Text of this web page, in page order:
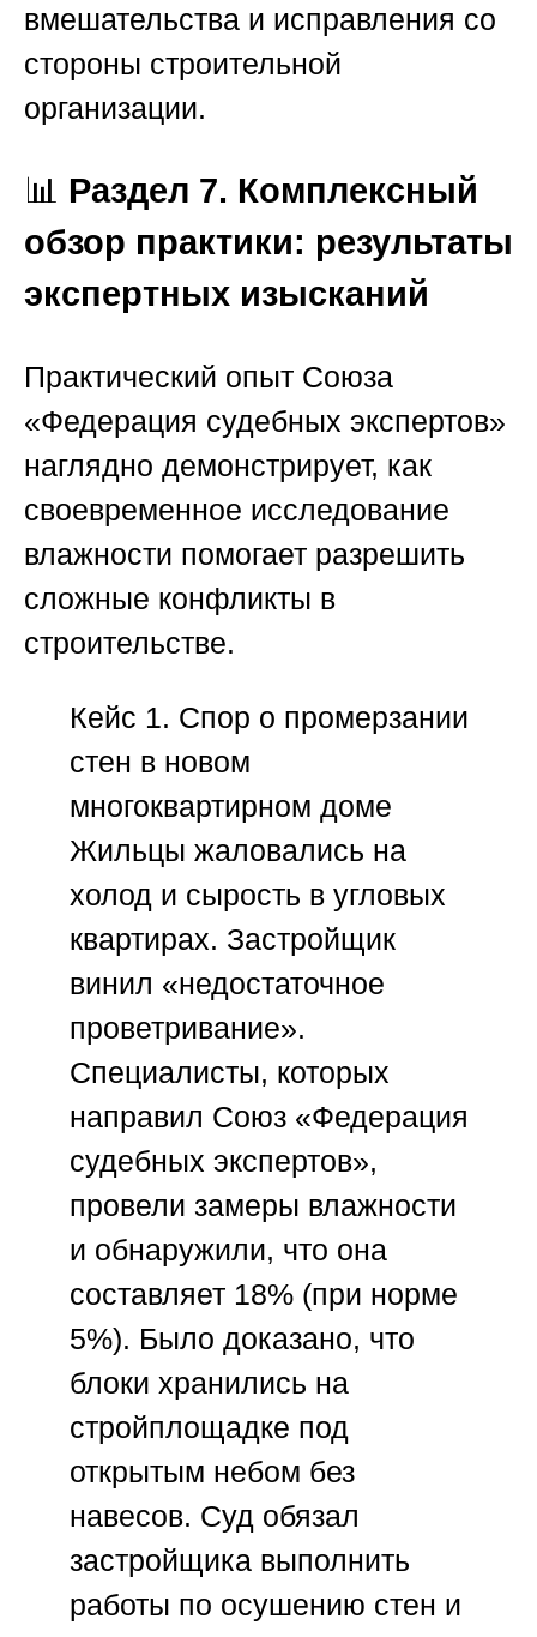
вмешательства и исправления со
стороны строительной
организации.
📊 Раздел 7. Комплексный
обзор практики: результаты
экспертных изысканий
Практический опыт Союза
«Федерация судебных экспертов»
наглядно демонстрирует, как
своевременное исследование
влажности помогает разрешить
сложные конфликты в
строительстве.
Кейс 1. Спор о промерзании
стен в новом
многоквартирном доме
Жильцы жаловались на
холод и сырость в угловых
квартирах. Застройщик
винил «недостаточное
проветривание».
Специалисты, которых
направил Союз «Федерация
судебных экспертов»,
провели замеры влажности
и обнаружили, что она
составляет 18% (при норме
5%). Было доказано, что
блоки хранились на
стройплощадке под
открытым небом без
навесов. Суд обязал
застройщика выполнить
работы по осушению стен и